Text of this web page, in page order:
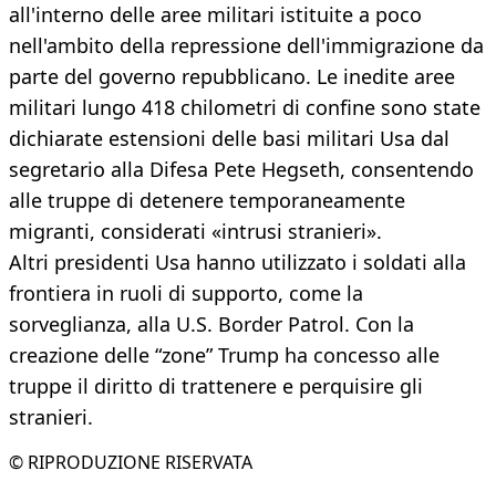
all'interno delle aree militari istituite a poco
nell'ambito della repressione dell'immigrazione da
parte del governo repubblicano. Le inedite aree
militari lungo 418 chilometri di confine sono state
dichiarate estensioni delle basi militari Usa dal
segretario alla Difesa Pete Hegseth, consentendo
alle truppe di detenere temporaneamente
migranti, considerati «intrusi stranieri».
Altri presidenti Usa hanno utilizzato i soldati alla
frontiera in ruoli di supporto, come la
sorveglianza, alla U.S. Border Patrol. Con la
creazione delle “zone” Trump ha concesso alle
truppe il diritto di trattenere e perquisire gli
stranieri.
© RIPRODUZIONE RISERVATA